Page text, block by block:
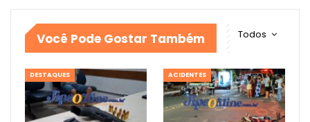
Todos
Você Pode Gostar Também
DESTAQUES ACIDENTES